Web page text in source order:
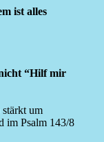
ist alles
“Hilf mir
um
im Psalm 143/8